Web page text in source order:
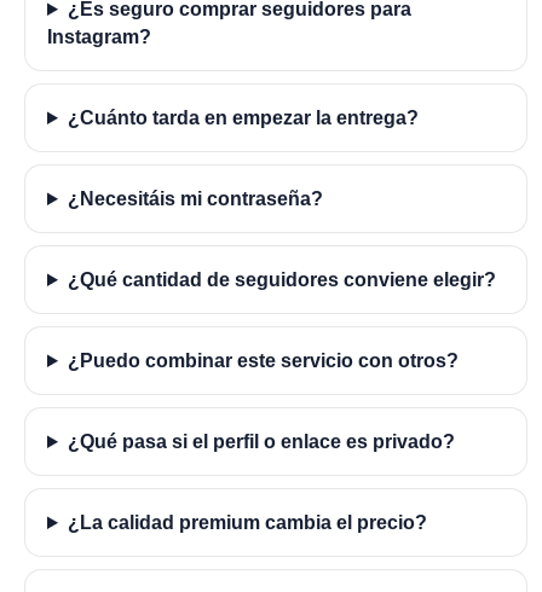
¿Es seguro comprar seguidores para
Instagram?
¿Cuánto tarda en empezar la entrega?
¿Necesitáis mi contraseña?
¿Qué cantidad de seguidores conviene elegir?
¿Puedo combinar este servicio con otros?
¿Qué pasa si el perfil o enlace es privado?
¿La calidad premium cambia el precio?